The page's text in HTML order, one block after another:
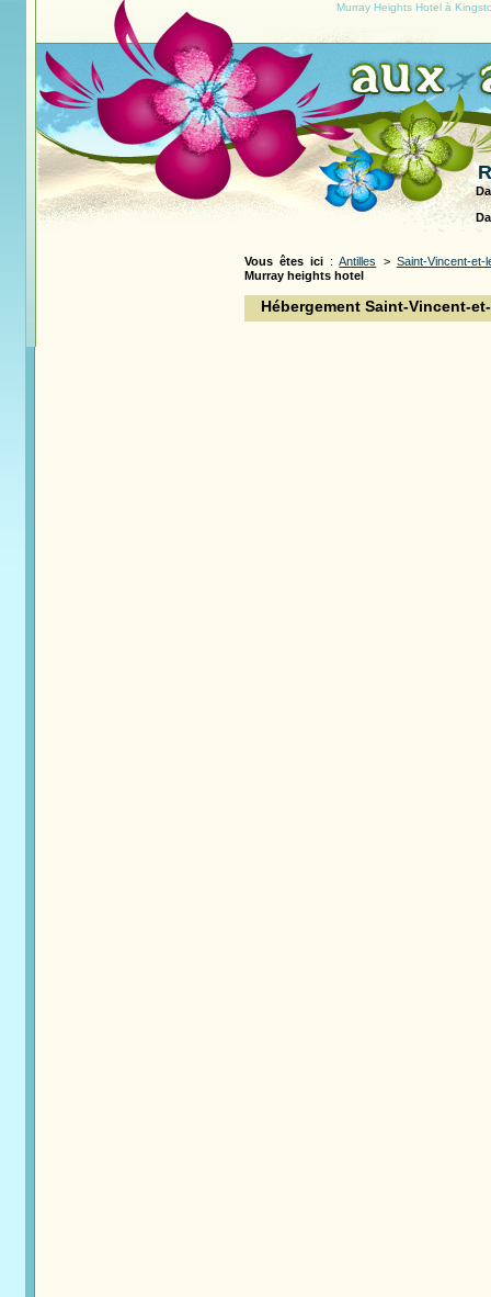
Murray Heights Hotel à
Vous êtes ici:Antilles > Saint-Vincent-et-
Murray heights hotel
Hébergement Saint-Vincent-